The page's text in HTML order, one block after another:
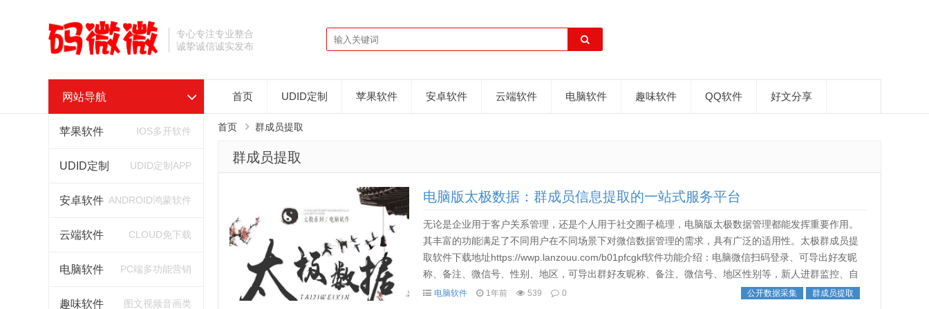
专心专注专业整合
诚挚诚信诚实发布
网站导航
苹果软件 IOS多开软件
UDID定制 UDID定制APP
安卓软件 ANDROID鸿蒙软件
云端软件 CLOUD免下载
电脑软件 PC端多功能营销
趣味软件 图文视频音画类
首页 UDID定制 苹果软件 安卓软件 云端软件 电脑软件 趣味软件 QQ软件 好文分享
首页 群成员提取
群成员提取
电脑版太极数据：群成员信息提取的一站式服务平台
无论是企业用于客户关系管理，还是个人用于社交圈子梳理，电脑版太极数据管理都能发挥重要作用。
其丰富的功能满足了不同用户在不同场景下对微信数据管理的需求，具有广泛的适用性。太极群成员提
取软件下载地址https://wwp.lanzouu.com/b01pfcgkf软件功能介绍：电脑微信扫码登录、可导出好友昵
称、备注、微信号、性别、地区，可导出群好友昵称、备注、微信号、地区性别等，新人进群监控、自
动发送新人微信号给指定好友...
电脑软件 1年前 539 0 公开数据采集 群成员提取